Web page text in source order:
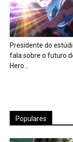
Presidente do
fala sobre o futuro
Hero...
Populares